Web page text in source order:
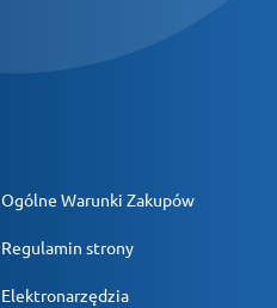
Ogólne Warunki Zakupów
Regulamin strony
Elektronarzędzia